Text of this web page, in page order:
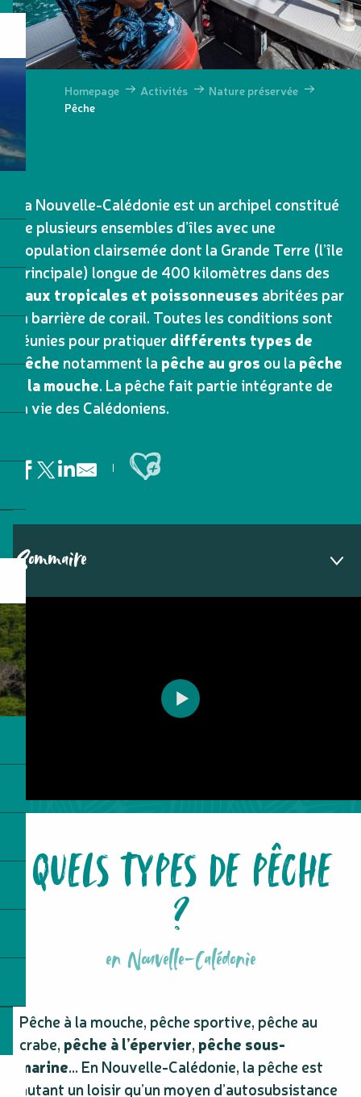
Homepage Activités
Nature préservée
Pêche
La Nouvelle-Calédonie est un archipel constitué
de plusieurs ensembles d’îles avec une
population clairsemée dont la Grande Terre (l’île
principale) longue de 400 kilomètres dans des
eaux tropicales et poissonneuses abritées par
la barrière de corail. Toutes les conditions sont
réunies pour pratiquerdifférents types de
pêche notamment la pêche au gros ou la pêche
à la mouche. La pêche fait partie intégrante de
la vie des Calédoniens.
Ajouter aux favoris
Sommaire
1
2
3
4
5
6
QUELS TYPES DE PÊCHE
?
en Nouvelle-Calédonie
Pêche à la mouche, pêche sportive, pêche au
crabe, pêche à l’épervier, pêche sous-
marine… En Nouvelle-Calédonie, la pêche est
autant un loisir qu’un moyen d’autosubsistance